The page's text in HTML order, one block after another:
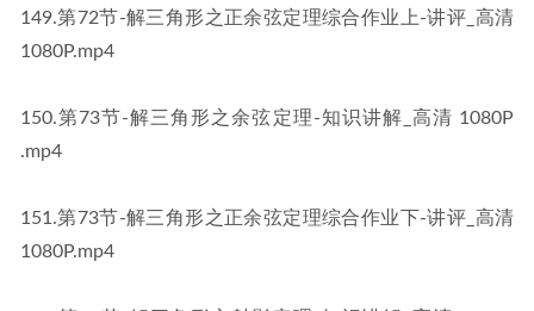
​149​.第72节-解三角形之正余弦定理综合作业上-讲评_高清
1080P​​.mp4
​150​.第73节-解三角形之余弦定理-知识讲解_高清 1080P​​
.mp4
​151​.第73节-解三角形之正余弦定理综合作业下-讲评_高清
1080P​​.mp4